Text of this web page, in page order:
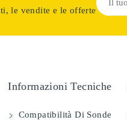
le vendite e le offerte
Informazioni Tecniche
Compatibilità Di Sonde